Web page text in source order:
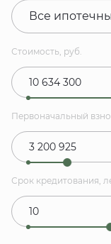
Все
Стоимость, руб.
Первоначальный
Срок кредитования,